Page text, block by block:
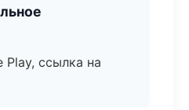
Play, ссылка на